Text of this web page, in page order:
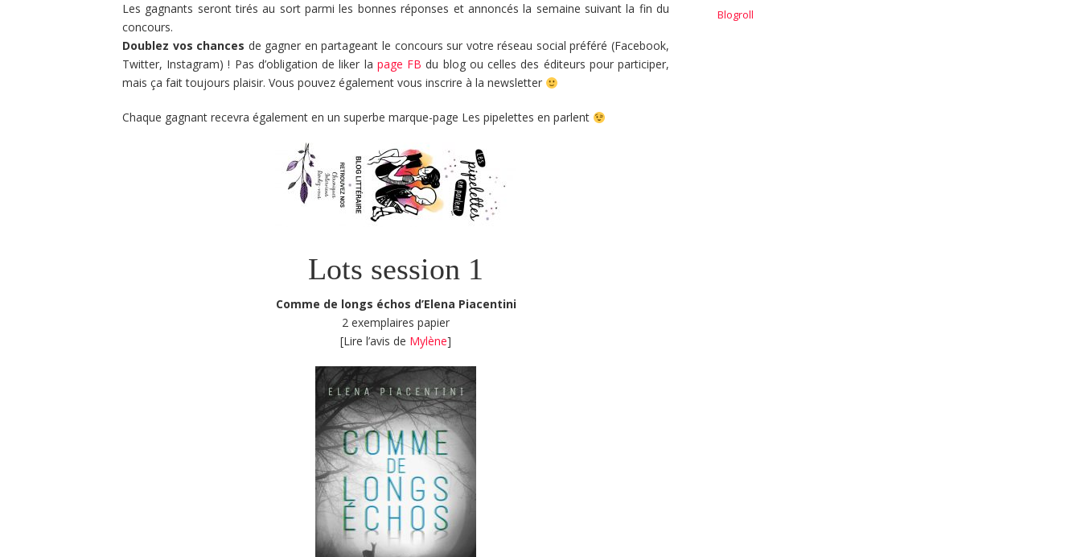
Les gagnants seront tirés au sort parmi les bonnes réponses et annoncés la semaine suivant la fin du
concours.
Doublez vos chances de gagner en partageant le concours sur votre réseau social préféré (Facebook,
Twitter, Instagram) ! Pas d’obligation de liker la page FB du blog ou celles des éditeurs pour participer,
mais ça fait toujours plaisir. Vous pouvez également vous inscrire à la newsletter
Chaque gagnant recevra également en un superbe marque-page Les pipelettes en parlent
Lots session 1
Comme de longs échos d’Elena Piacentini
2 exemplaires papier
[Lire l’avis de Mylène]
Blogroll